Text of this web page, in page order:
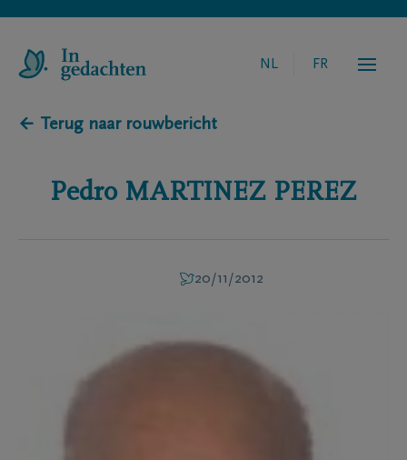
NL FR
← Terug naar rouwbericht
Pedro MARTINEZ PEREZ
20/11/2012